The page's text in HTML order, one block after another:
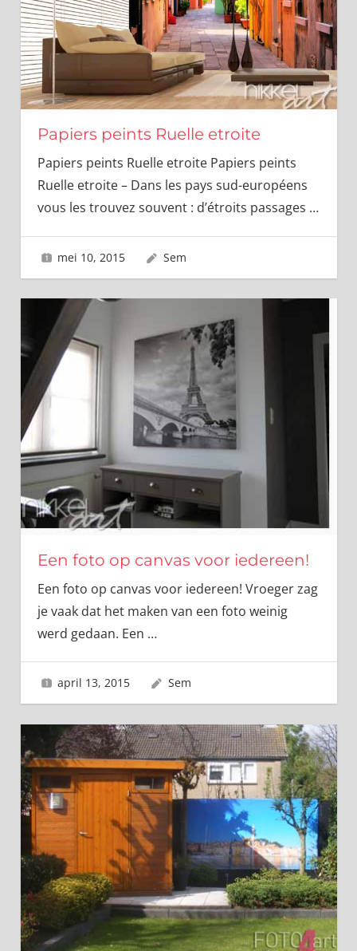
Papiers peints Ruelle etroite
Papiers peints Ruelle etroite Papiers peints
Ruelle etroite – Dans les pays sud-européens
vous les trouvez souvent : d’étroits passages …
mei 10, 2015 Sem
Een foto op canvas voor iedereen!
Een foto op canvas voor iedereen! Vroeger zag
je vaak dat het maken van een foto weinig
werd gedaan. Een …
april 13, 2015 Sem